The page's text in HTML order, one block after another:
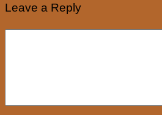
Leave a Reply